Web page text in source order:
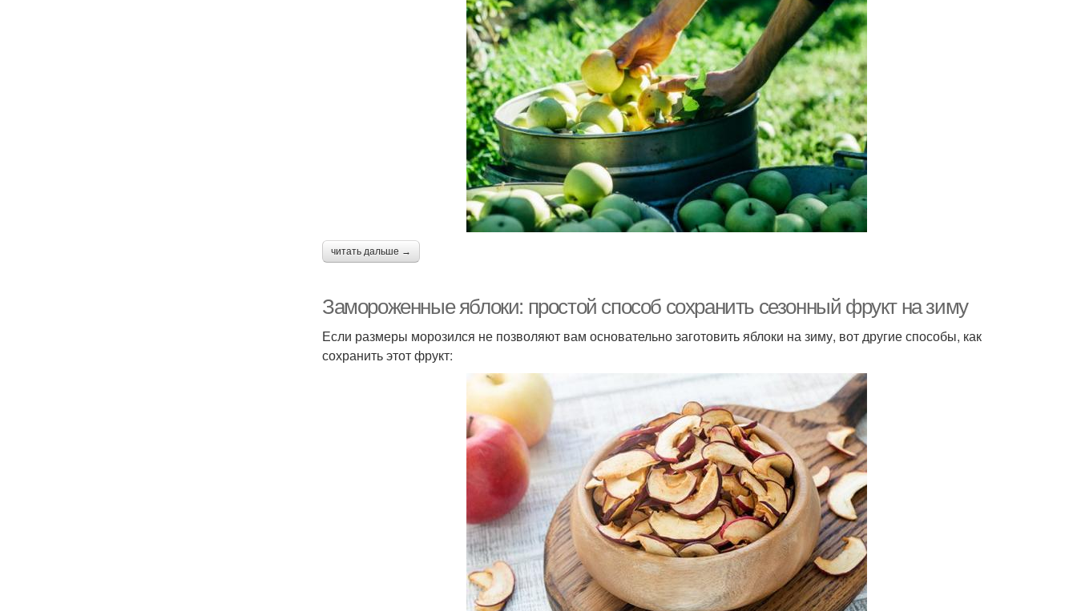
читать дальше →
Замороженные яблоки: простой способ сохранить сезонный фрукт на зиму
Если размеры морозился не позволяют вам основательно заготовить яблоки на зиму, вот другие способы, как
сохранить этот фрукт: